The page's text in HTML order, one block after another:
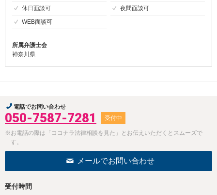
休日面談可
夜間面談可
WEB面談可
所属弁護士会
神奈川県
電話でお問い合わせ
050-7587-7281 受付中
※お電話の際は「ココナラ法律相談を見た」とお伝えいただくとスムーズで
す。
メールでお問い合わせ
受付時間